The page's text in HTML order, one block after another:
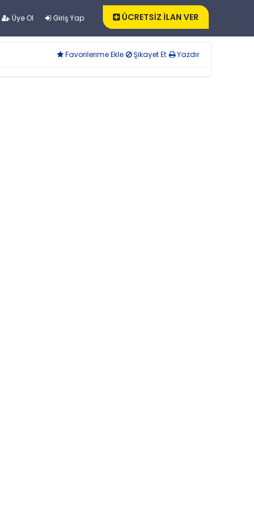
Üye Ol Giriş Yap ÜCRETSİZ İLAN VER
Favorilerime Ekle Şikayet Et Yazdır